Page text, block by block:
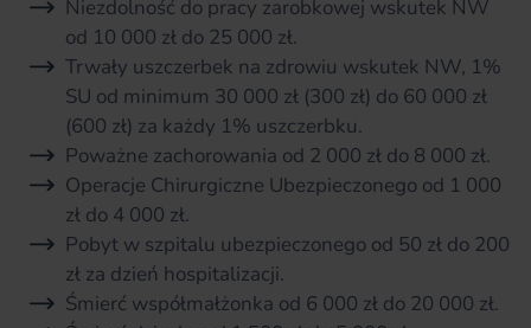
Niezdolność do pracy zarobkowej wskutek NW
od 10 000 zł do 25 000 zł.
Trwały uszczerbek na zdrowiu wskutek NW, 1%
SU od minimum 30 000 zł (300 zł) do 60 000 zł
(600 zł) za każdy 1% uszczerbku.
Poważne zachorowania od 2 000 zł do 8 000 zł.
Operacje Chirurgiczne Ubezpieczonego od 1 000
zł do 4 000 zł.
Pobyt w szpitalu ubezpieczonego od 50 zł do 200
zł za dzień hospitalizacji.
Śmierć współmałżonka od 6 000 zł do 20 000 zł.